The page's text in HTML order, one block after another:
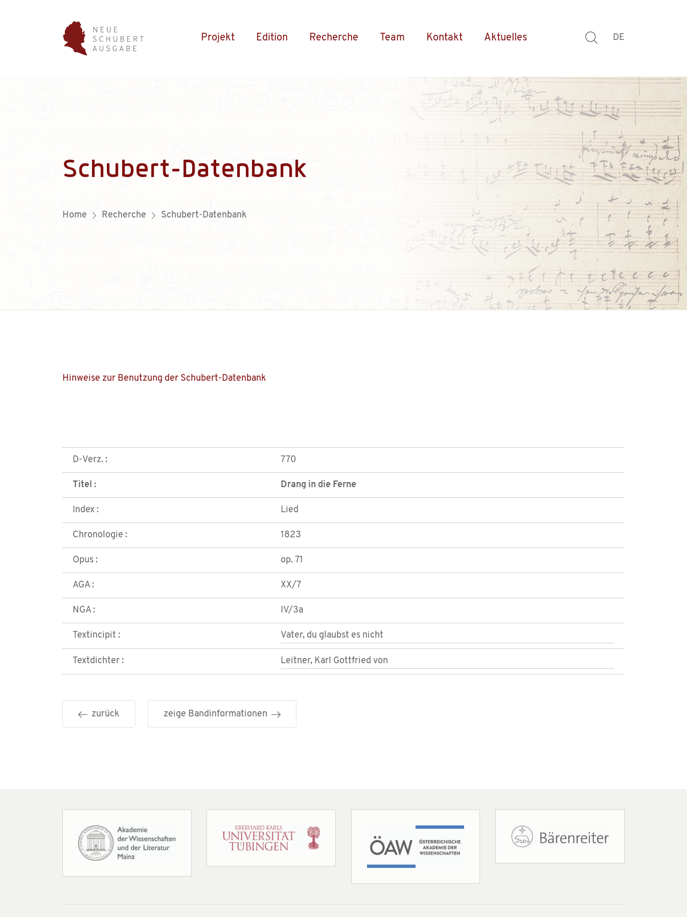
Projekt Edition Recherche Team Kontakt Aktuelles DE
Schubert-Datenbank
Home Recherche Schubert-Datenbank
Hinweise zur Benutzung der Schubert-Datenbank
D-Verz. : 770
Titel : Drang in die Ferne
Index : Lied
Chronologie : 1823
Opus : op. 71
AGA : XX/7
NGA : IV/3a
Textincipit : Vater, du glaubst es nicht
Textdichter : Leitner, Karl Gottfried von
zurück zeige Bandinformationen